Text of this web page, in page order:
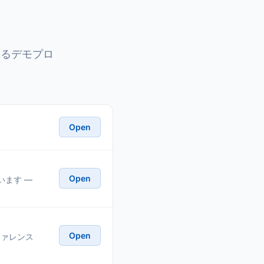
デモプロ
Open
ます — Open
レンス Open